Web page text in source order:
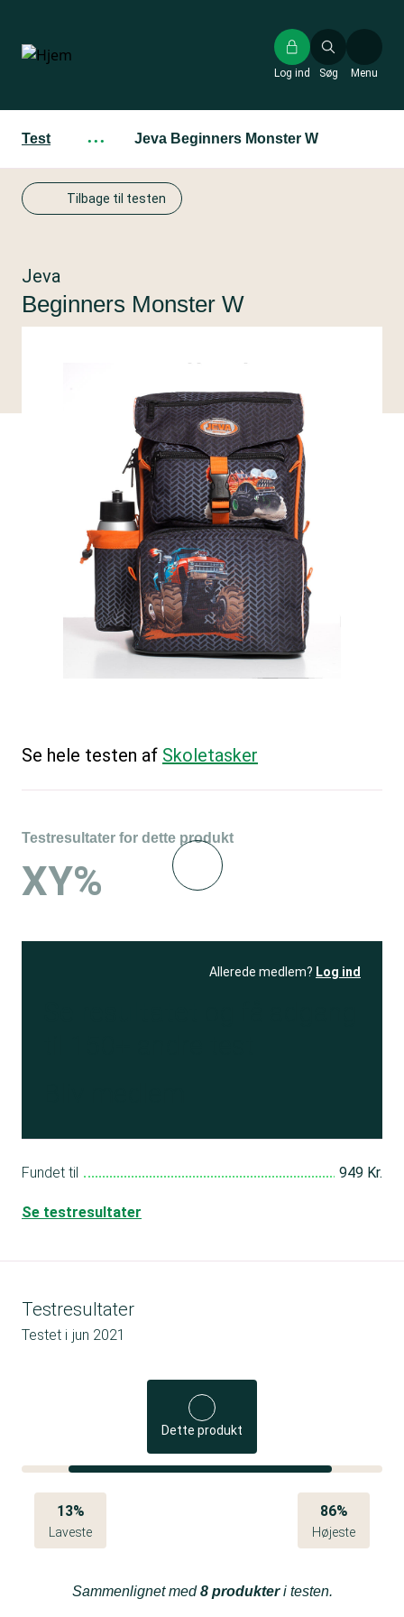
hovedindhold
Søg
Log ind Menu
Test ··· Jeva Beginners Monster W
Tilbage til testen
Jeva
Beginners Monster W
Se hele testen af Skoletasker
Testresultater for dette produkt
XY%
Allerede medlem? Log ind
Fundet til 949 Kr.
Se testresultater
Testresultater
Testet i jun 2021
Dette produkt
13%
Laveste
86%
Højeste
Sammenlignet med8 produkteri testen.